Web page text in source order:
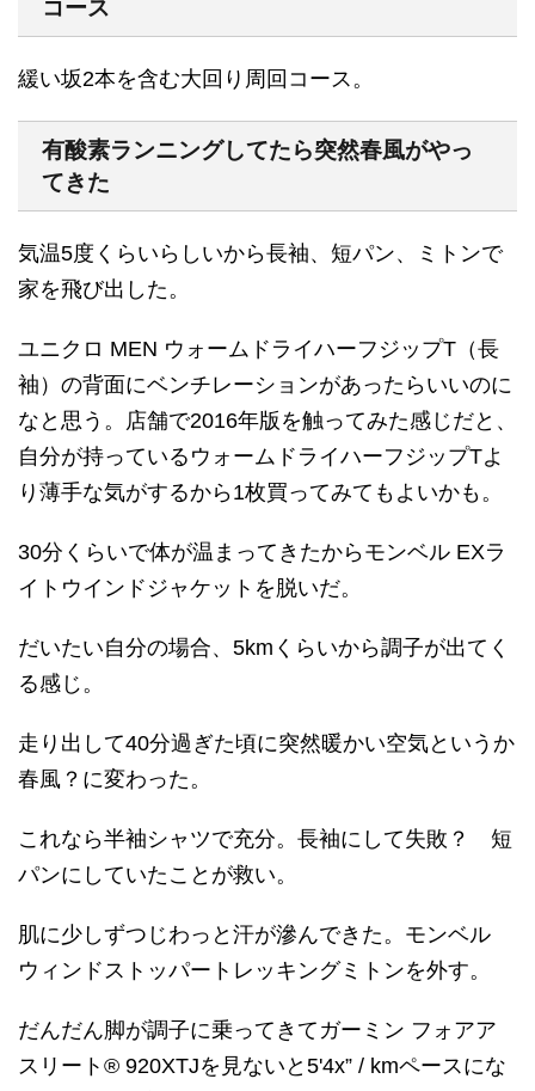
コース
緩い坂2本を含む大回り周回コース。
有酸素ランニングしてたら突然春風がやっ
てきた
気温5度くらいらしいから長袖、短パン、ミトンで
家を飛び出した。
ユニクロ MEN ウォームドライハーフジップT（長
袖）の背面にベンチレーションがあったらいいのに
なと思う。店舗で2016年版を触ってみた感じだと、
自分が持っているウォームドライハーフジップTよ
り薄手な気がするから1枚買ってみてもよいかも。
30分くらいで体が温まってきたからモンベル EXラ
イトウインドジャケットを脱いだ。
だいたい自分の場合、5kmくらいから調子が出てく
る感じ。
走り出して40分過ぎた頃に突然暖かい空気というか
春風？に変わった。
これなら半袖シャツで充分。長袖にして失敗？ 短
パンにしていたことが救い。
肌に少しずつじわっと汗が滲んできた。モンベル
ウィンドストッパートレッキングミトンを外す。
だんだん脚が調子に乗ってきてガーミン フォアア
スリート® 920XTJを見ないと5'4x” / kmペースにな